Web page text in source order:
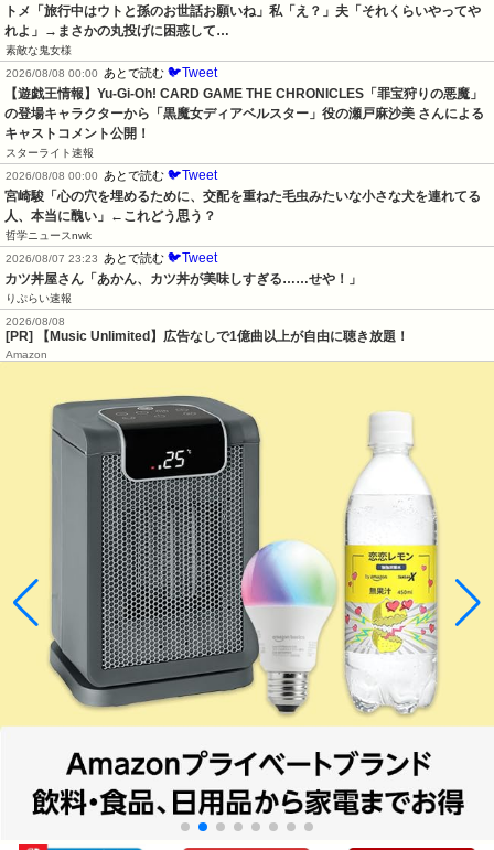
トメ「旅行中はウトと孫のお世話お願いね」私「え？」夫「それくらいやってや
れよ」→まさかの丸投げに困惑して…
素敵な鬼女様
2026/08/08 00:00
あとで読む 🐦Tweet
【遊戯王情報】Yu-Gi-Oh! CARD GAME THE CHRONICLES「罪宝狩りの悪魔」
の登場キャラクターから「黒魔女ディアベルスター」役の瀬戸麻沙美 さんによる
キャストコメント公開！
スターライト速報
2026/08/08 00:00
あとで読む 🐦Tweet
宮崎駿「心の穴を埋めるために、交配を重ねた毛虫みたいな小さな犬を連れてる
人、本当に醜い」←これどう思う？
哲学ニュースnwk
2026/08/07 23:23
あとで読む 🐦Tweet
カツ丼屋さん「あかん、カツ丼が美味しすぎる……せや！」
りぷらい速報
2026/08/08
[PR] 【Music Unlimited】広告なしで1億曲以上が自由に聴き放題！
Amazon